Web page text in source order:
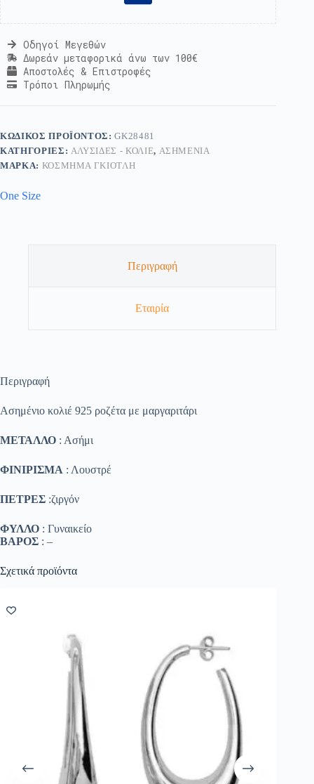
Οδηγοί Μεγεθών
Δωρεάν μεταφορικά άνω των 100€
Αποστολές & Επιστροφές
Τρόποι Πληρωμής
ΚΩΔΙΚΌΣ ΠΡΟΪΌΝΤΟΣ:GK28481
ΚΑΤΗΓΟΡΊΕΣ: ΑΛΥΣΊΔΕΣ - ΚΟΛΙΈ, ΑΣΗΜΈΝΙΑ
ΜΆΡΚΑ: ΚΟΣΜΗΜΑ ΓΚΙΟΤΛΗ
One Size
Περιγραφή
Εταιρία
Περιγραφή
Ασημένιο κολιέ 925 ροζέτα με μαργαριτάρι
ΜΕΤΑΛΛΟ : Ασήμι
ΦΙΝΙΡΙΣΜΑ : Λουστρέ
ΠΕΤΡΕΣ :ζιργόν
ΦΥΛΛΟ : Γυναικείο
ΒΑΡΟΣ : –
Σχετικά προϊόντα